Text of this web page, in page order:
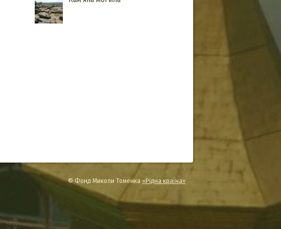
© Фонд Миколи Томенка «Рідна країна»